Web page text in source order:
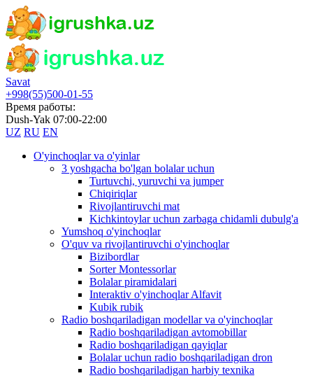
Savat
+998(55)500-01-55
Время работы:
Dush-Yak 07:00-22:00
UZ RU EN
O'yinchoqlar va o'yinlar
3 yoshgacha bo'lgan bolalar uchun
Turtuvchi, yuruvchi va jumper
Chiqiriqlar
Rivojlantiruvchi mat
Kichkintoylar uchun zarbaga chidamli dubulg'a
Yumshoq o'yinchoqlar
O'quv va rivojlantiruvchi o'yinchoqlar
Bizibordlar
Sorter Montessorlar
Bolalar piramidalari
Interaktiv o'yinchoqlar Alfavit
Kubik rubik
Radio boshqariladigan modellar va o'yinchoqlar
Radio boshqariladigan avtomobillar
Radio boshqariladigan qayiqlar
Bolalar uchun radio boshqariladigan dron
Radio boshqariladigan harbiy texnika